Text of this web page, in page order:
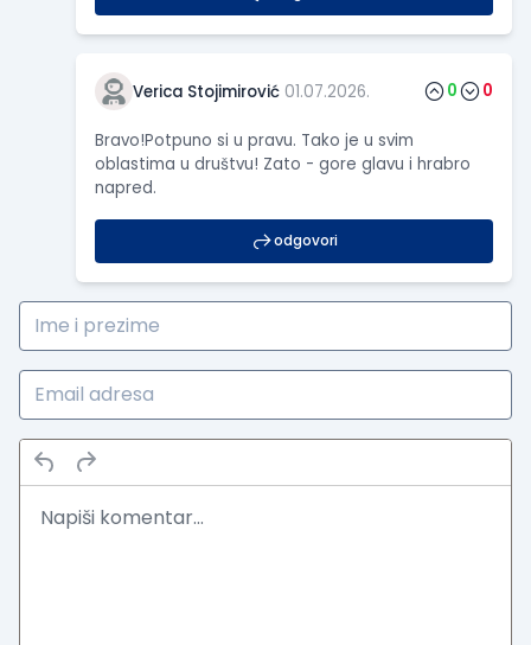
Verica Stojimirović 01.07.2026. 0 0
Bravo!Potpuno si u pravu. Tako je u svim
oblastima u društvu! Zato - gore glavu i hrabro
napred.
odgovori